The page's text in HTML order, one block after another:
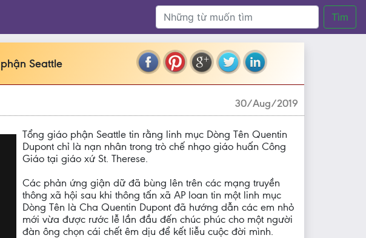
Tìm
Seattle
30/Aug/2019
Tổng giáo phận Seattle tin rằng linh mục Dòng Tên Quentin
Dupont chỉ là nạn nhân trong trò chế nhạo giáo huấn Công
Giáo tại giáo xứ St. Therese.
Các phản ứng giận dữ đã bùng lên trên các mạng truyền
thông xã hội sau khi thông tấn xã AP loan tin một linh mục
Dòng Tên là Cha Quentin Dupont đã hướng dẫn các em nhỏ
mới vừa được rước lễ lần đầu đến chúc phúc cho một người
đàn ông chọn cái chết êm dịu để kết liễu cuộc đời mình.